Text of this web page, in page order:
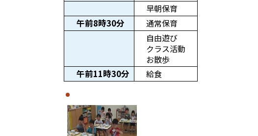
早朝保育
午前8時30分
通常保育
自由遊び
クラス活動
お散歩
午前11時30分
給食